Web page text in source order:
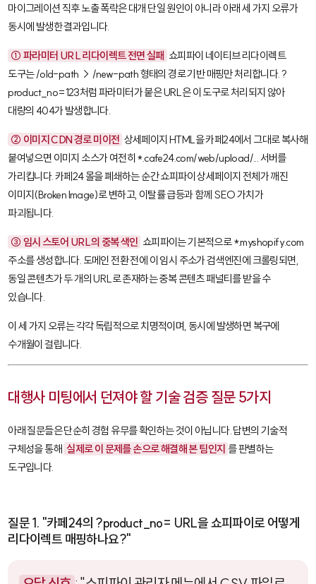
마이그레이션 직후 노출 폭락은 대개 단일 원인이 아니라 아래 세 가지 오류가
동시에 발생한 결과입니다.
① 파라미터 URL 리다이렉트 전면 실패 쇼피파이 네이티브 리다이렉트
도구는/old-path → /new-path형태의 경로 기반 매핑만 처리합니다.?
product_no=123처럼 파라미터가 붙은 URL은 이 도구로 처리되지 않아
대량의 404가 발생합니다.
② 이미지 CDN 경로 미이전 상세페이지 HTML을 카페24에서 그대로 복사해
붙여넣으면 이미지 소스가 여전히*.cafe24.com/web/upload/... 서버를
가리킵니다. 카페24 몰을 폐쇄하는 순간 쇼피파이 상세페이지 전체가 깨진
이미지(Broken Image)로 변하고, 이탈률 급등과 함께 SEO 가치가
파괴됩니다.
③ 임시 스토어 URL의 중복 색인 쇼피파이는 기본적으로*.myshopify.com
주소를 생성합니다. 도메인 전환 전에 이 임시 주소가 검색엔진에 크롤링되면,
동일 콘텐츠가 두 개의 URL로 존재하는 중복 콘텐츠 패널티를 받을 수
있습니다.
이 세 가지 오류는 각각 독립적으로 치명적이며, 동시에 발생하면 복구에
수개월이 걸립니다.
대행사 미팅에서 던져야 할 기술 검증 질문 5가지
아래 질문들은 단순히 경험 유무를 확인하는 것이 아닙니다. 답변의 기술적
구체성을 통해 실제로 이 문제를 손으로 해결해 본 팀인지 를 판별하는
도구입니다.
질문 1. "카페24의 ?product_no= URL을 쇼피파이로 어떻게
리다이렉트 매핑하나요?"